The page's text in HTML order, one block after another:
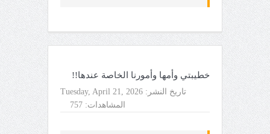
خطيبتي وأمها وأمورنا الخاصة عندها!!
تاريخ النشر: Tuesday, April 21, 2026
المشاهدات: 757